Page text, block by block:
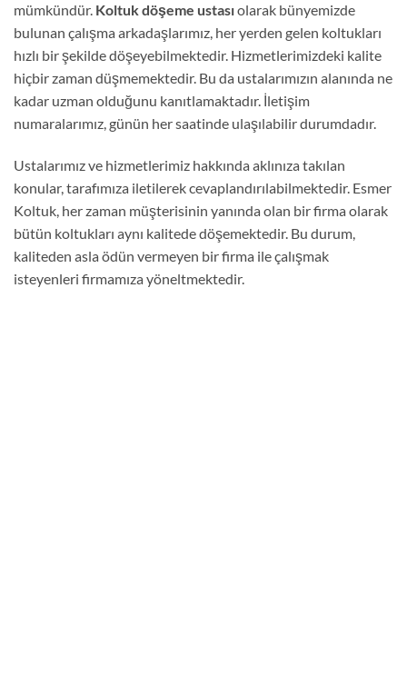
mümkündür. Koltuk döşeme ustasıolarak bünyemizde
bulunan çalışma arkadaşlarımız, her yerden gelen koltukları
hızlı bir şekilde döşeyebilmektedir. Hizmetlerimizdeki kalite
hiçbir zaman düşmemektedir. Bu da ustalarımızın alanında ne
kadar uzman olduğunu kanıtlamaktadır. İletişim
numaralarımız, günün her saatinde ulaşılabilir durumdadır.
Ustalarımız ve hizmetlerimiz hakkında aklınıza takılan
konular, tarafımıza iletilerek cevaplandırılabilmektedir. Esmer
Koltuk, her zaman müşterisinin yanında olan bir firma olarak
bütün koltukları aynı kalitede döşemektedir. Bu durum,
kaliteden asla ödün vermeyen bir firma ile çalışmak
isteyenleri firmamıza yöneltmektedir.